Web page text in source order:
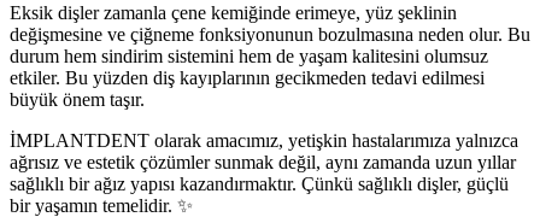
Eksik dişler zamanla çene kemiğinde erimeye, yüz şeklinin
değişmesine ve çiğneme fonksiyonunun bozulmasına neden olur. Bu
durum hem sindirim sistemini hem de yaşam kalitesini olumsuz
etkiler. Bu yüzden diş kayıplarının gecikmeden tedavi edilmesi
büyük önem taşır.
İMPLANTDENT olarak amacımız, yetişkin hastalarımıza yalnızca
ağrısız ve estetik çözümler sunmak değil, aynı zamanda uzun yıllar
sağlıklı bir ağız yapısı kazandırmaktır. Çünkü sağlıklı dişler, güçlü
bir yaşamın temelidir. ✨